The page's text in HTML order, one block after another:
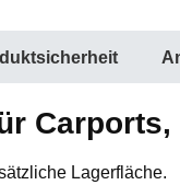
Lagerfläche.